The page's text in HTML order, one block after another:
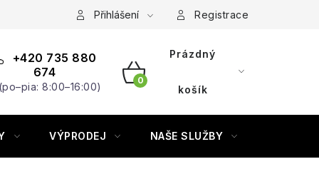
Přihlášení Registrace
+420 735 880
674
8:00–16:00) NÁKUPNÍ
Prázdný
košík
VÝPRODEJ NAŠE SLUŽBY